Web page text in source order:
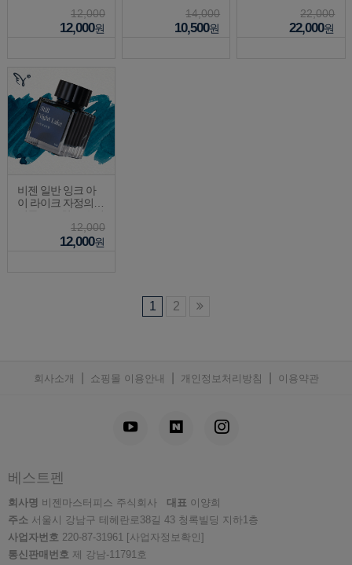
12,000
12,000원
에디션 드림컴트리
14,000
10,500원
22,000
22,000원
비젠 일반 잉크 아
이 라이크 자정의
12,000
12,000원
1 2
회사소개 쇼핑몰 이용안내 개인정보처리방침 이용약관
베스트펜
회사명 비젠마스터피스 주식회사 대표 이양희
주소 서울시 강남구 테헤란로38길 43 청록빌딩 지하1층
사업자번호 220-87-31961 [사업자정보확인]
통신판매번호 제 강남-11791호